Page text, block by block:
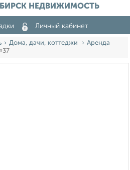
НЕДВИЖИМОСТЬ
Личный кабинет
Дома, дачи, коттеджи
Аренда